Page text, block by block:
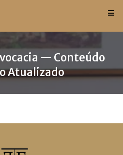
— Conteúdo
Atualizado